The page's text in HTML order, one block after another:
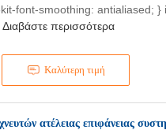
Καλύτερη τιμή
font-smoothing: antialiased; }
Διαβάστε περισσότερα
ατέλειας επιφάνειας